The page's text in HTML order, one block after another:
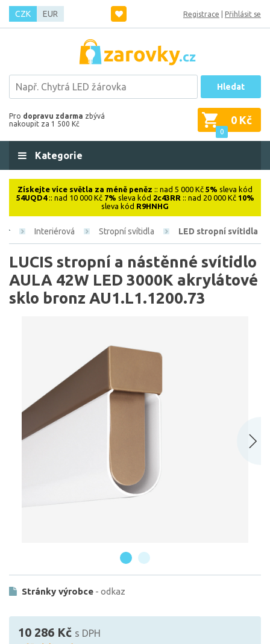
CZK EUR Registrace Přihlásit se
Hledat
Pro dopravu zdarma zbývá
nakoupit za 1 500 Kč
0
0 Kč
Kategorie
Získejte více světla za méně peněz :: nad 5 000 Kč 5% sleva kód
54UQD4:: nad 10 000 Kč 7% sleva kód 2c43RR :: nad 20 000 Kč 10%
sleva kód R9HNHG
Interiérová Stropní svítidla LED stropní svítidla
LUCIS stropní a nástěnné svítidlo
AULA 42W LED 3000K akrylátové
sklo bronz AU1.L1.1200.73
Stránky výrobce - odkaz
10 286 Kč s DPH